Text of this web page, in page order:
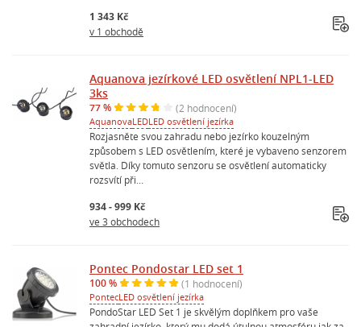
1 343 Kč
v 1 obchodě
Aquanova jezírkové LED osvětlení NPL1-LED
3ks
77 % (2 hodnocení)
AquanovaLEDLED osvětlení jezírka
Rozjasněte svou zahradu nebo jezírko kouzelným
způsobem s LED osvětlením, které je vybaveno senzorem
světla. Díky tomuto senzoru se osvětlení automaticky
rozsvítí při...
934 - 999 Kč
ve 3 obchodech
Pontec Pondostar LED set 1
100 % (1 hodnocení)
PontecLED osvětlení jezírka
PondoStar LED Set 1 je skvělým doplňkem pro vaše